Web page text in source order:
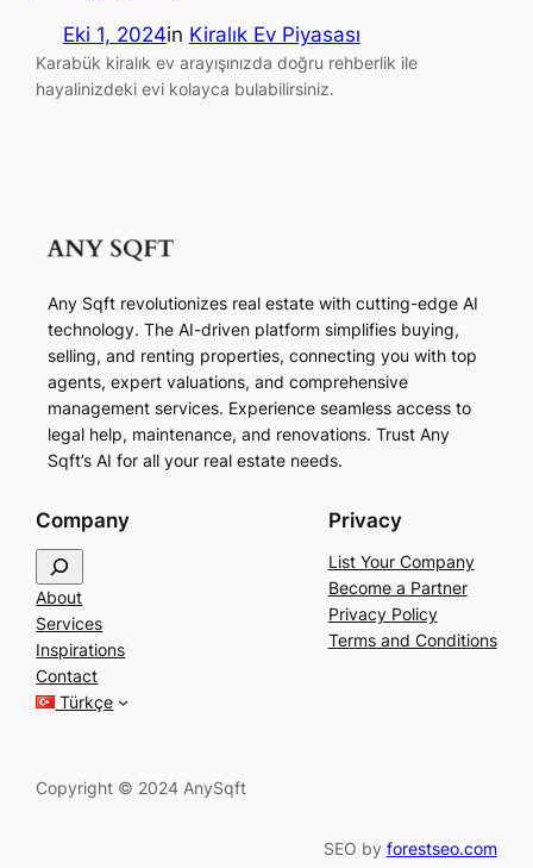
Eki 1, 2024in Kiralık Ev Piyasası
Karabük kiralık ev arayışınızda doğru rehberlik ile
hayalinizdeki evi kolayca bulabilirsiniz.
Any Sqft revolutionizes real estate with cutting-edge AI
technology. The AI-driven platform simplifies buying,
selling, and renting properties, connecting you with top
agents, expert valuations, and comprehensive
management services. Experience seamless access to
legal help, maintenance, and renovations. Trust Any
Sqft’s AI for all your real estate needs.
Company
e
a
r
c
h
About
Services
Inspirations
Contact
Türkçe
Privacy
List Your Company
Become a Partner
Privacy Policy
Terms and Conditions
Copyright © 2024 AnySqft
SEO by forestseo.com